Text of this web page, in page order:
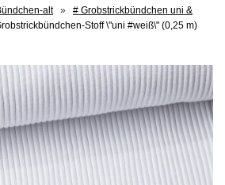
alt »
# Grobstrickbündchen uni &
Stoff \"uni #weiß\" (0,25 m)